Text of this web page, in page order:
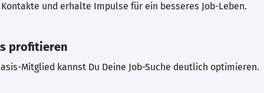
und erhalte Impulse für ein besseres Job-Leben.
profitieren
Mitglied kannst Du Deine Job-Suche deutlich optimieren.